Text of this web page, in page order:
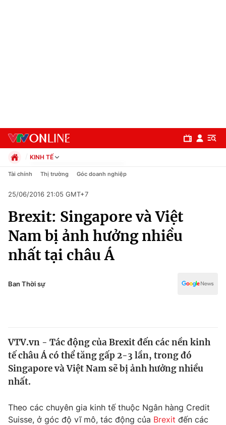
Chuyên mục
Chính trị
Xã hội
Pháp luật
Thế giới
Tin tức
Thế giới đó đây
Câu chuyện quốc tế
Kinh tế
Thị trường
Dữ liệu và đời sống
KINH TẾ
Chính trị
Pháp luật
Kinh tế
Thể thao
Truyền hình
Văn hóa - Giải trí
Công nghệ
Tài chính Thị trường Góc doanh nghiệp
25/06/2016 21:05 GMT+7
Brexit: Singapore và Việt
Nam bị ảnh hưởng nhiều
nhất tại châu Á
Ban Thời sự
VTV.vn - Tác động của Brexit đến các nền kinh
tế châu Á có thể tăng gấp 2-3 lần, trong đó
Singapore và Việt Nam sẽ bị ảnh hưởng nhiều
nhất.
Theo các chuyên gia kinh tế thuộc Ngân hàng Credit
Suisse, ở góc độ vĩ mô, tác động của Brexit đến các